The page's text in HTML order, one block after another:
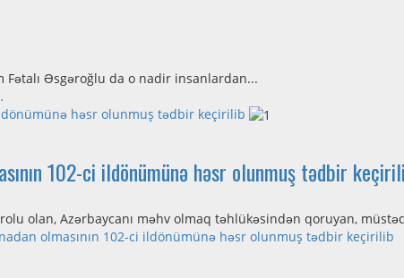
Əsgəroğlu da o nadir insanlardan...
həsr olunmuş tədbir keçirilib
102-ci ildönümünə həsr olunmuş tədbir
olan, Azərbaycanı məhv olmaq təhlükəsindən qoruyan,
olmasının 102-ci ildönümünə həsr olunmuş tədbir keçirilib